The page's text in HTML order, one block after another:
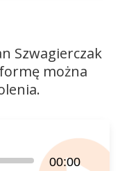
Szwagierczak
można
00:00